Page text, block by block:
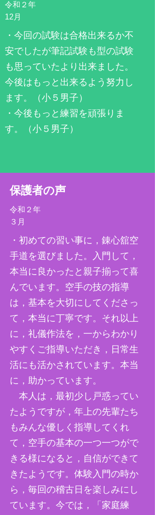
令和２年
​12月
​・今回の試験は合格出来るか不
安でしたが筆記試験も型の試験
も思っていたより出来ました。
今後はもっと出来るよう努力し
ます。（小５男子）
・今後もっと練習を頑張りま
す。（小５男子）
​保護者の声
令和２年
​３月
・初めての習い事に，錬心舘空
手道を選びました。入門して，
本当に良かったと親子揃って喜
んでいます。空手の技の指導
は，基本を大切にしてくださっ
て，本当に丁寧です。それ以上
に，礼儀作法を，一からわかり
やすくご指導いただき，日常生
活にも活かされています。本当
に，助かっています。
本人は，最初少し戸惑ってい
たようですが，年上の先輩たち
もみんな優しく指導してくれ
て，空手の基本の一つ一つがで
きる様になると，自信ができて
きたようです。体験入門の時か
ら，毎回の稽古日を楽しみにし
ています。今では，「家庭練